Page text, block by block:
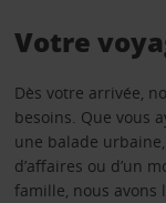
Votre
Dès votre arrivée,
besoins. Que vous
une balade
d’affaires ou d’un
famille, nous avons